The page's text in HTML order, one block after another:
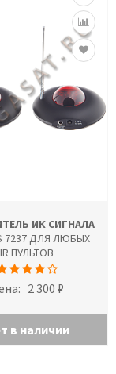
ИК СИГНАЛА
7237 ДЛЯ ЛЮБЫХ
IR ПУЛЬТОВ
2 300 ₽
в наличии